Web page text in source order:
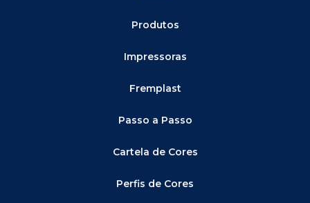
Produtos
Impressoras
Fremplast
Passo a Passo
Cartela de Cores
Perfis de Cores